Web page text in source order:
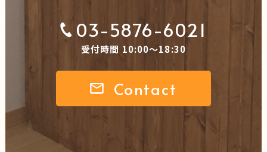
03-5876-6021
受付時間 10:00～18:30
Contact